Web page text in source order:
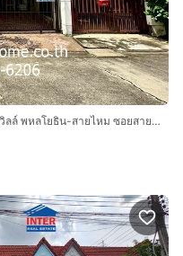
ทาวน์เฮ้าส์ 2 ชั้น 19.7 ตร.ว. หมู่บ้านพฤกษาวิลล์ พหลโยธิน-สายไหม ซอยสายไหม31-33 ถนนสายไหม ถนนพหลโยธิน เขตสายไหม กรุงเทพมหานคร